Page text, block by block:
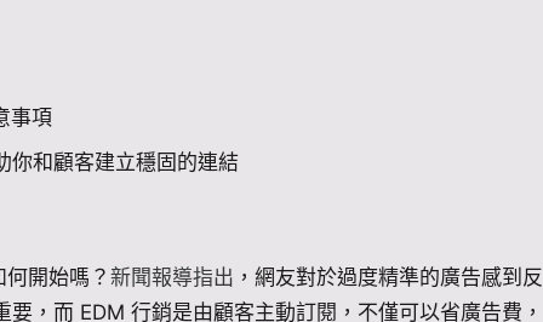
事項
你和顧客建立穩固的連結
開始嗎？ 新聞報導指出 ，網友對於過度精準的廣告感到反
，而 EDM 行銷是由顧客主動訂閱，不僅可以省廣告費，